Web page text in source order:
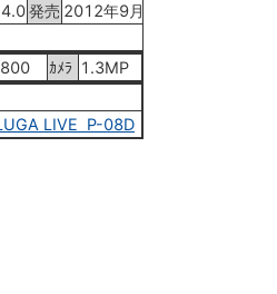
発売 2012年9月
ｶﾒﾗ 1.3MP
LIVE P-08D